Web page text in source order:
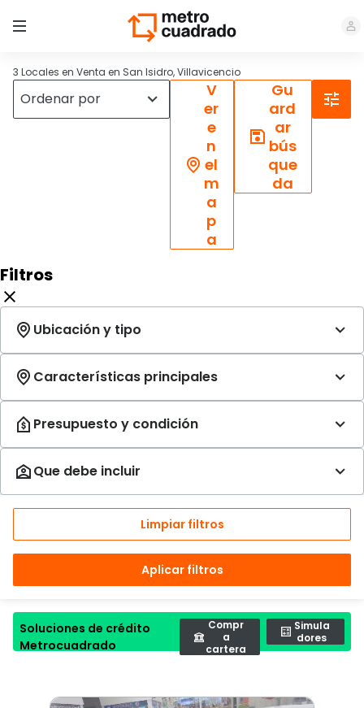
3 Locales en Venta en San Isidro, Villavicencio
V
er
e
n
el
m
a
p
a
Gu
ard
ar
bús
que
da
Filtros
Limpiar filtros
Aplicar filtros
Soluciones de crédito
Metrocuadrado
Compr
a
cartera
Simula
dores